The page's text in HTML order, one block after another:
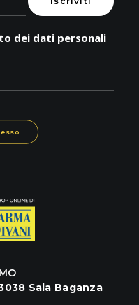
dei dati personali
Sala Baganza